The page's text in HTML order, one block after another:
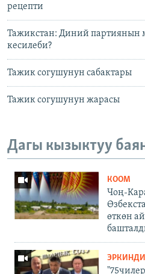
рецепти
Тажикстан: Диний партиянын
кесилеби?
Тажик согушунун сабактары
Тажик согушунун жарасы
Дагы кызыктуу
КООМ
Чоң-
өткөн